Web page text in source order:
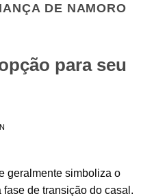
DE NAMORO
para seu
geralmente simboliza o
de transição do casal.